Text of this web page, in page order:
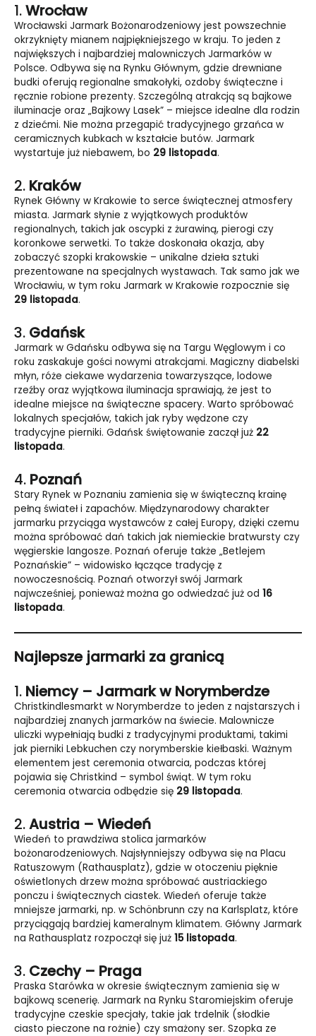
1.Wrocław
Wrocławski Jarmark Bożonarodzeniowy jest powszechnie
okrzyknięty mianem najpiękniejszego w kraju. To jeden z
największych i najbardziej malowniczych Jarmarków w
Polsce. Odbywa się na Rynku Głównym, gdzie drewniane
budki oferują regionalne smakołyki, ozdoby świąteczne i
ręcznie robione prezenty. Szczególną atrakcją są bajkowe
iluminacje oraz „Bajkowy Lasek” – miejsce idealne dla rodzin
z dziećmi. Nie można przegapić tradycyjnego grzańca w
ceramicznych kubkach w kształcie butów. Jarmark
wystartuje już niebawem, bo 29 listopada.
2. Kraków
Rynek Główny w Krakowie to serce świątecznej atmosfery
miasta. Jarmark słynie z wyjątkowych produktów
regionalnych, takich jak oscypki z żurawiną, pierogi czy
koronkowe serwetki. To także doskonała okazja, aby
zobaczyć szopki krakowskie – unikalne dzieła sztuki
prezentowane na specjalnych wystawach. Tak samo jak we
Wrocławiu, w tym roku Jarmark w Krakowie rozpocznie się
29 listopada.
3. Gdańsk
Jarmark w Gdańsku odbywa się na Targu Węglowym i co
roku zaskakuje gości nowymi atrakcjami. Magiczny diabelski
młyn, róże ciekawe wydarzenia towarzyszące, lodowe
rzeźby oraz wyjątkowa iluminacja sprawiają, że jest to
idealne miejsce na świąteczne spacery. Warto spróbować
lokalnych specjałów, takich jak ryby wędzone czy
tradycyjne pierniki. Gdańsk świętowanie zaczął już 22
listopada.
4. Poznań
Stary Rynek w Poznaniu zamienia się w świąteczną krainę
pełną świateł i zapachów. Międzynarodowy charakter
jarmarku przyciąga wystawców z całej Europy, dzięki czemu
można spróbować dań takich jak niemieckie bratwursty czy
węgierskie langosze. Poznań oferuje także „Betlejem
Poznańskie” – widowisko łączące tradycję z
nowoczesnością. Poznań otworzył swój Jarmark
najwcześniej, ponieważ można go odwiedzać już od 16
listopada.
Najlepsze jarmarki za granicą
1. Niemcy – Jarmark w Norymberdze
Christkindlesmarkt w Norymberdze to jeden z najstarszych i
najbardziej znanych jarmarków na świecie. Malownicze
uliczki wypełniają budki z tradycyjnymi produktami, takimi
jak pierniki Lebkuchen czy norymberskie kiełbaski. Ważnym
elementem jest ceremonia otwarcia, podczas której
pojawia się Christkind – symbol świąt. W tym roku
ceremonia otwarcia odbędzie się 29 listopada.
2.Austria – Wiedeń
Wiedeń to prawdziwa stolica jarmarków
bożonarodzeniowych. Najsłynniejszy odbywa się na Placu
Ratuszowym (Rathausplatz), gdzie w otoczeniu pięknie
oświetlonych drzew można spróbować austriackiego
ponczu i świątecznych ciastek. Wiedeń oferuje także
mniejsze jarmarki, np. w Schönbrunn czy na Karlsplatz, które
przyciągają bardziej kameralnym klimatem. Główny Jarmark
na Rathausplatz rozpoczął się już 15 listopada.
3. Czechy – Praga
Praska Starówka w okresie świątecznym zamienia się w
bajkową scenerię. Jarmark na Rynku Staromiejskim oferuje
tradycyjne czeskie specjały, takie jak trdelnik (słodkie
ciasto pieczone na rożnie) czy smażony ser. Szopka ze